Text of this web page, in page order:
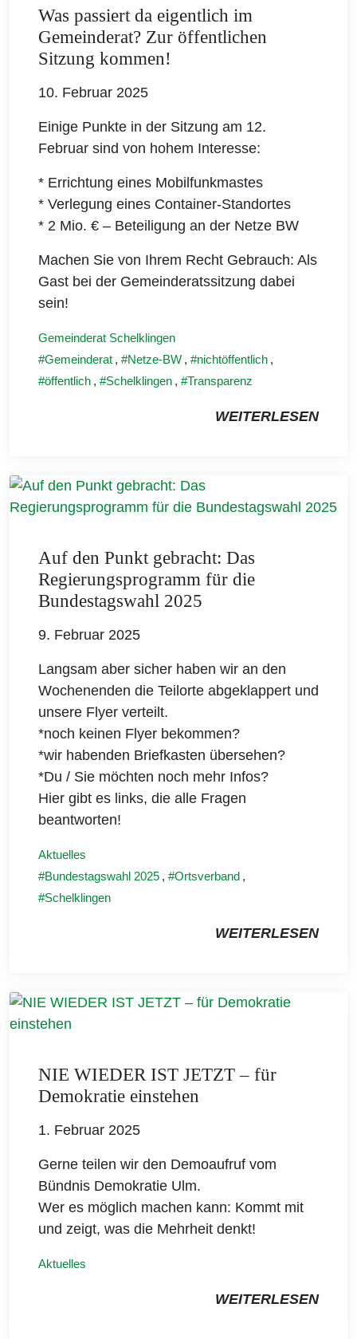
Was passiert da eigentlich im
Gemeinderat? Zur öffentlichen
Sitzung kommen!
10. Februar 2025
Einige Punkte in der Sitzung am 12.
Februar sind von hohem Interesse:
* Errichtung eines Mobilfunkmastes
* Verlegung eines Container-Standortes
* 2 Mio. € – Beteiligung an der Netze BW
Machen Sie von Ihrem Recht Gebrauch: Als
Gast bei der Gemeinderatssitzung dabei
sein!
Gemeinderat Schelklingen
Gemeinderat , Netze-BW , nichtöffentlich ,
öffentlich , Schelklingen , Transparenz
WEITERLESEN
Auf den Punkt gebracht: Das
Regierungsprogramm für die
Bundestagswahl 2025
9. Februar 2025
Langsam aber sicher haben wir an den
Wochenenden die Teilorte abgeklappert und
unsere Flyer verteilt.
*noch keinen Flyer bekommen?
*wir habenden Briefkasten übersehen?
*Du / Sie möchten noch mehr Infos?
Hier gibt es links, die alle Fragen
beantworten!
Aktuelles
Bundestagswahl 2025 , Ortsverband ,
Schelklingen
WEITERLESEN
NIE WIEDER IST JETZT – für
Demokratie einstehen
1. Februar 2025
Gerne teilen wir den Demoaufruf vom
Bündnis Demokratie Ulm.
Wer es möglich machen kann: Kommt mit
und zeigt, was die Mehrheit denkt!
Aktuelles
WEITERLESEN